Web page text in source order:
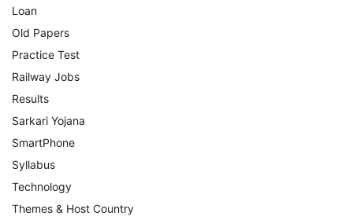
Loan
Old Papers
Practice Test
Railway Jobs
Results
Sarkari Yojana
SmartPhone
Syllabus
Technology
Themes & Host Country